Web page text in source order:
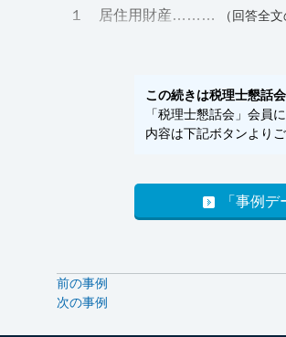
１ 居住用財産……… （回答全
この続きは税理士懇話
「税理士懇話会」会員
内容は下記ボタンより
「事例
前の事例
次の事例